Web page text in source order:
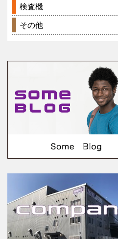
検査機
その他